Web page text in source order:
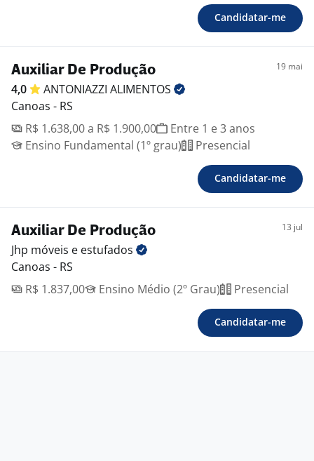
Candidatar-me
Auxiliar De Produção 19 mai
4,0 ANTONIAZZI ALIMENTOS
Canoas - RS
R$ 1.638,00 a R$ 1.900,00
Entre 1 e 3 anos
Ensino Fundamental (1º grau)
Presencial
Candidatar-me
Auxiliar De Produção 13 jul
Jhp móveis e estufados
Canoas - RS
R$ 1.837,00
Ensino Médio (2º Grau) Presencial
Candidatar-me